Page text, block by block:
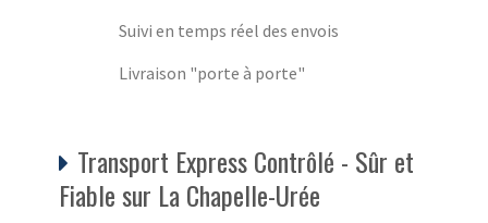
Suivi en temps réel des envois
Livraison "porte à porte"
Transport Express Contrôlé - Sûr et
Fiable sur La Chapelle-Urée